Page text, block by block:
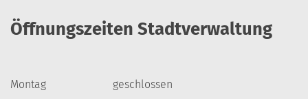
Öffnungszeiten Stadtverwaltung
Montag
geschlossen